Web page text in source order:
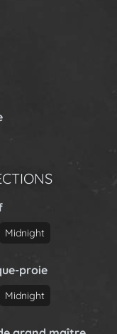
Midnight
proie
Midnight